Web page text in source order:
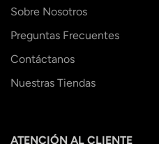
Sobre Nosotros
Preguntas Frecuentes
Contáctanos
Nuestras Tiendas
ATENCIÓN AL CLIENTE